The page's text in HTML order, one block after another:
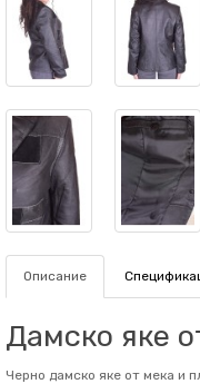
Описание
Дамско яке
Черно дамско яке от мека и